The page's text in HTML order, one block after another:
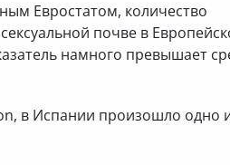
Евростатом, количество
почве в
намного превышает
в Испании произошло одно